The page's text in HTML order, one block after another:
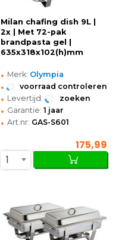
Milan chafing dish 9L |
2x | Met 72-pak
brandpasta gel |
635x318x102(h)mm
• Merk: Olympia
• voorraad controleren
• Levertijd: zoeken
• Garantie: 1 jaar
• Art.nr: GAS-S601
175,99
1